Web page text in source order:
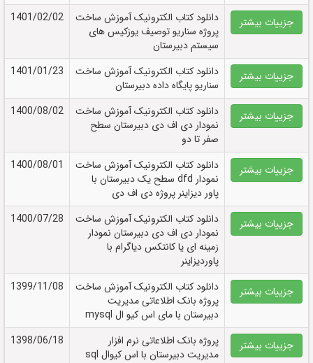
جزییات بیشتر
دانلود کتاب الکترونيک آموزش ساخت
پروژه سناریو توصیف یوزکیس های
سیستم دبیرستان
1401/02/02
جزییات بیشتر
دانلود کتاب الکترونيک آموزش ساخت
سناریو پایگاه داده دبیرستان
1401/01/23
جزییات بیشتر
دانلود کتاب الکترونيک آموزش ساخت
نمودار دی اف دی دبیرستان سطح
صفر تا دو
1400/08/02
جزییات بیشتر
دانلود کتاب الکترونيک آموزش ساخت
نمودار dfd سطح یک دبیرستان با
پاور دیزاینر پروژه دی اف دی
1400/08/01
جزییات بیشتر
دانلود کتاب الکترونيک آموزش ساخت
نمودار دی اف دی دبیرستان نمودار
زمینه ای یا کانتکس دیاگرام با
پاوردیزاینر
1400/07/28
جزییات بیشتر
دانلود کتاب الکترونيک آموزش ساخت
پروژه بانک اطلاعاتی مدیریت
دبیرستان با مای اس کیو ال mysql
1399/11/08
جزییات بیشتر
پروژه بانک اطلاعاتی نرم افزار
مدیریت دبیرستان با اس کیوال sql
1398/06/18